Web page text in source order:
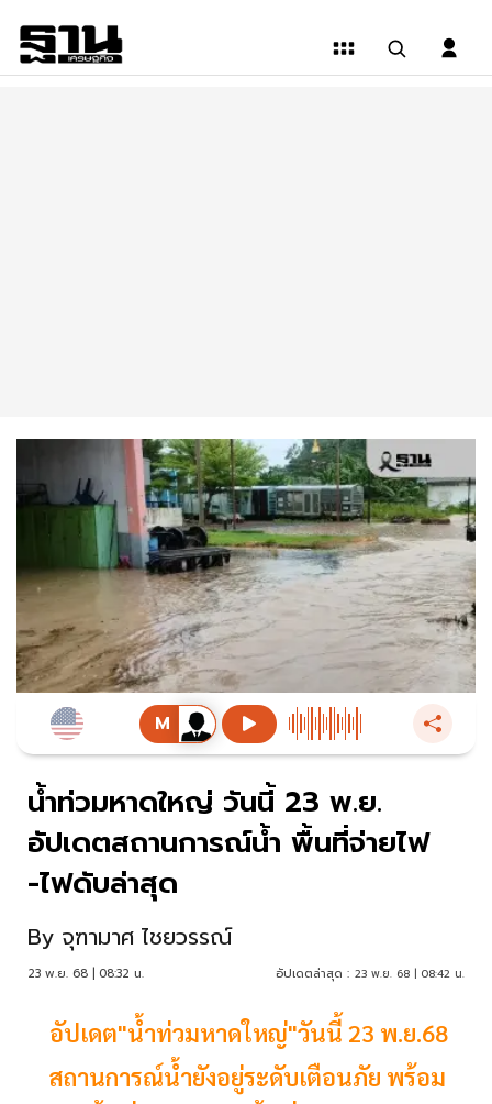
น้ำท่วมหาดใหญ่ วันนี้ 23 พ.ย.
อัปเดตสถานการณ์น้ำ พื้นที่จ่ายไฟ
-ไฟดับล่าสุด
By จุฑามาศ ไชยวรรณ์
23 พ.ย. 68 | 08:32 น. อัปเดตล่าสุด : 23 พ.ย. 68 | 08:42 น.
อัปเดต"น้ำท่วมหาดใหญ่"วันนี้ 23 พ.ย.68
สถานการณ์น้ำยังอยู่ระดับเตือนภัย พร้อม